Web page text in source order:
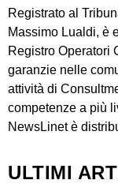
Registrato al
Massimo Lualdi, è
Registro Operatori
garanzie nelle
attività di
competenze a più
NewsLinet è
ULTIMI